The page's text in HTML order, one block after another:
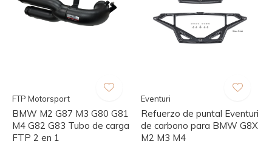
FTP Motorsport
BMW M2 G87 M3 G80 G81
M4 G82 G83 Tubo de carga
FTP 2 en 1
Eventuri
Refuerzo de puntal Eventuri
de carbono para BMW G8X
M2 M3 M4